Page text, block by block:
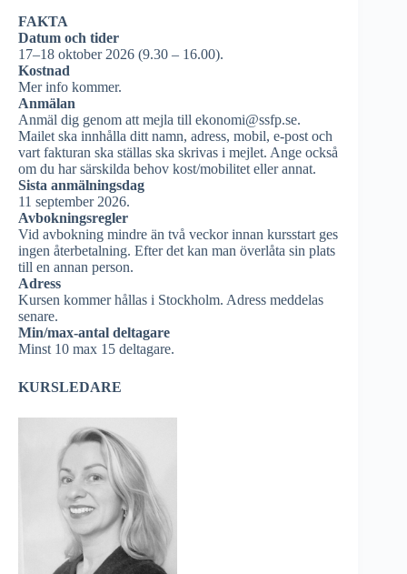
FAKTA
Datum och tider
17–18 oktober 2026 (9.30 – 16.00).
Kostnad
Mer info kommer.
Anmälan
Anmäl dig genom att mejla till ekonomi@ssfp.se.
Mailet ska innhålla ditt namn, adress, mobil, e-post och
vart fakturan ska ställas ska skrivas i mejlet. Ange också
om du har särskilda behov kost/mobilitet eller annat.
Sista anmälningsdag
11 september 2026.
Avbokningsregler
Vid avbokning mindre än två veckor innan kursstart ges
ingen återbetalning. Efter det kan man överlåta sin plats
till en annan person.
Adress
Kursen kommer hållas i Stockholm. Adress meddelas
senare.
Min/max-antal deltagare
Minst 10 max 15 deltagare.
KURSLEDARE